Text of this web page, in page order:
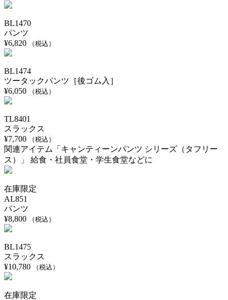
BL1470
パンツ
¥6,820 （税込）
BL1474
ツータックパンツ［後ゴム入］
¥6,050 （税込）
TL8401
スラックス
¥7,700 （税込）
関連アイテム「キャンティーンパンツ シリーズ（タフリー
ス）」 給食・社員食堂・学生食堂などに
在庫限定
AL851
パンツ
¥8,800 （税込）
BL1475
スラックス
¥10,780 （税込）
在庫限定